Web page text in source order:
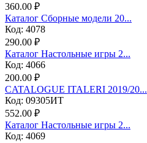
360.00 ₽
Каталог Сборные модели 20...
Код: 4078
290.00 ₽
Каталог Настольные игры 2...
Код: 4066
200.00 ₽
CATALOGUE ITALERI 2019/20...
Код: 09305ИТ
552.00 ₽
Каталог Настольные игры 2...
Код: 4069